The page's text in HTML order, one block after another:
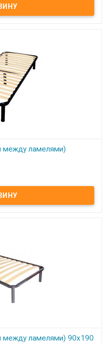
ламелями) 140х190 см
бук Материал втулки:
Ламель: количество - 21(22)
между ламелями)
ламелями) 120х190 см
бук Материал втулки:
Ламель: количество - 21(22)
между ламелями) 90х190